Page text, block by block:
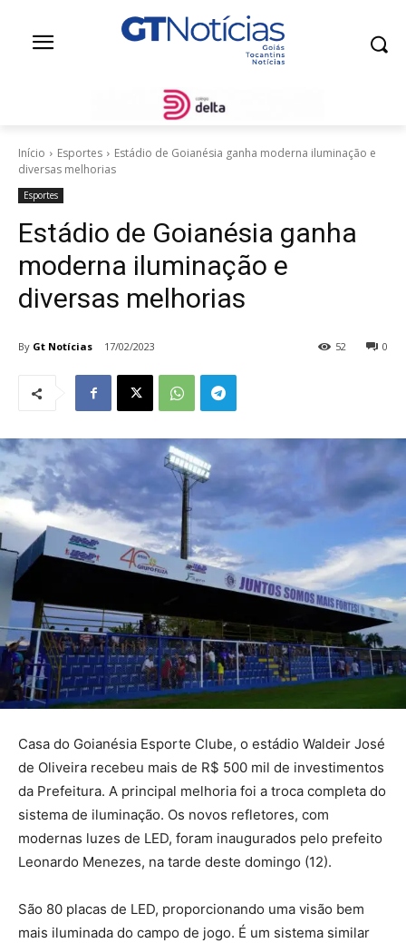
Início Esportes
Estádio de Goianésia ganha moderna iluminação e
diversas melhorias
Esportes
Estádio de Goianésia ganha
moderna iluminação e
diversas melhorias
By Gt Notícias 17/02/2023 0
52
Casa do Goianésia Esporte Clube, o estádio Waldeir José
de Oliveira recebeu mais de R$ 500 mil de investimentos
da Prefeitura. A principal melhoria foi a troca completa do
sistema de iluminação. Os novos refletores, com
modernas luzes de LED, foram inaugurados pelo prefeito
Leonardo Menezes, na tarde deste domingo (12).
São 80 placas de LED, proporcionando uma visão bem
mais iluminada do campo de jogo. É um sistema similar